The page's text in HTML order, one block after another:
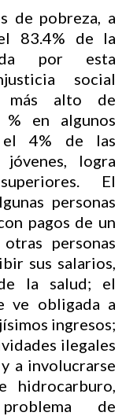
de pobreza, a
83.4% de la
por esta
social
más alto de
en algunos
el 4% de las
logra
El
personas
pagos de un
personas
sus salarios,
la salud; el
ve obligada a
ingresos;
ilegales
a involucrarse
hidrocarburo,
de